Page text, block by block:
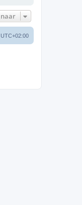
naar
UTC+02:00